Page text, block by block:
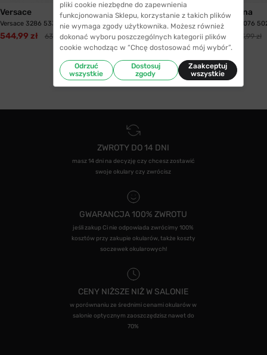
Versace
Versace 3286 5332 54
544,99 zł 634,99 zł
Dolce&Gabbana
Dolce&Gabbana 5076
464,99 zł 523,99 zł
ZWROTY DO 14 DNI
masz 14 dni na decyzję czy chcesz zostawić
swoje okulary czy zwrócisz
GWARANCJA 100% ZWROTU
jeśli zakup Ci nie odpowiada zwrócimy 100%
kosztów przy zakupie okularów, także koszty
soczewek okularowych!
CENY NIŻSZE NIŻ W SALONIE
w porównaniu ze średnimi cenami okularów w
salonie optycznym zaoszczędzisz nawet do
70%
pliki cookie niezbędne do zapewnienia
funkcjonowania Sklepu, korzystanie z takich plików
nie wymaga zgody użytkownika. Możesz również
dokonać wyboru poszczególnych kategorii plików
cookie wchodząc w “Chcę dostosować mój wybór”.
Odrzuć
wszystkie
Dostosuj
zgody
Zaakceptuj
wszystkie